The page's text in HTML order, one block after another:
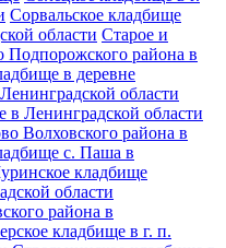
Сорвальское кладбище
области Старое и
района в
в деревне
области
в Ленинградской области
Волховского района в
с. Паша в
кладбище
области
района в
кладбище в г. п.